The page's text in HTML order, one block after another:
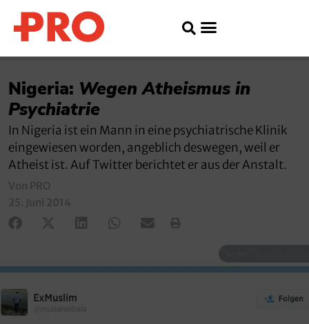
Nigeria: Wegen Atheismus in
Psychiatrie
In Nigeria ist ein Mann in eine psychiatrische Klinik
eingewiesen worden, angeblich deswegen, weil er
Atheist ist. Auf Twitter berichtet er aus der Anstalt.
Von PRO
25. Juni 2014